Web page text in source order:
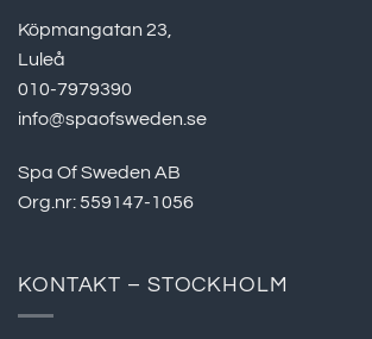
Köpmangatan 23,
Luleå
010-7979390
info@spaofsweden.se
Spa Of Sweden AB
Org.nr: 559147-1056
KONTAKT – STOCKHOLM